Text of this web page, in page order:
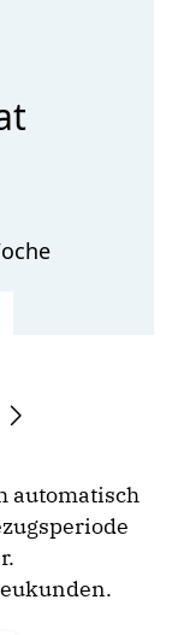
automatisch